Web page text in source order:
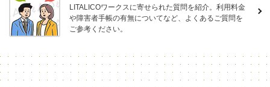
LITALICOワークスに寄せられた質問を紹介。利用料金
や障害者手帳の有無についてなど、よくあるご質問を
ご参考ください。